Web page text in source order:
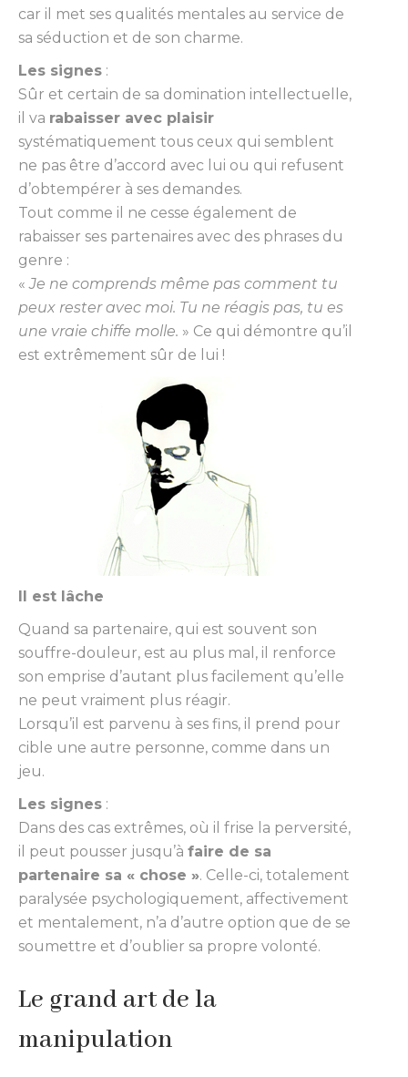
car il met ses qualités mentales au service de
sa séduction et de son charme.
Les signes :
Sûr et certain de sa domination intellectuelle,
il va rabaisser avec plaisir
systématiquement tous ceux qui semblent
ne pas être d’accord avec lui ou qui refusent
d’obtempérer à ses demandes.
Tout comme il ne cesse également de
rabaisser ses partenaires avec des phrases du
genre :
«Je ne comprends même pas comment tu
peux rester avec moi. Tu ne réagis pas, tu es
une vraie chiffe molle. » Ce qui démontre qu’il
est extrêmement sûr de lui !
Il est lâche
Quand sa partenaire, qui est souvent son
souffre-douleur, est au plus mal, il renforce
son emprise d’autant plus facilement qu’elle
ne peut vraiment plus réagir.
Lorsqu’il est parvenu à ses fins, il prend pour
cible une autre personne, comme dans un
jeu.
Les signes :
Dans des cas extrêmes, où il frise la perversité,
il peut pousser jusqu’à faire de sa
partenaire sa « chose ». Celle-ci, totalement
paralysée psychologiquement, affectivement
et mentalement, n’a d’autre option que de se
soumettre et d’oublier sa propre volonté.
Le grand art de la
manipulation